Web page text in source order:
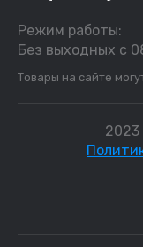
Режим работы:
Без выходных с
Товары на сайте